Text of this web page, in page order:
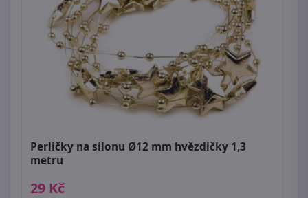
Perličky na silonu Ø12 mm hvězdičky 1,3
metru
29 Kč